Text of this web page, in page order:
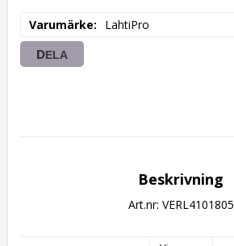
Varumärke LahtiPro
DELA
Beskrivning
Art.nr: VERL4101805